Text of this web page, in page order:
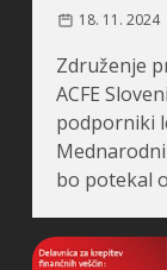
18. 11. 2024
Združenje
ACFE
podporniki
bo potekal